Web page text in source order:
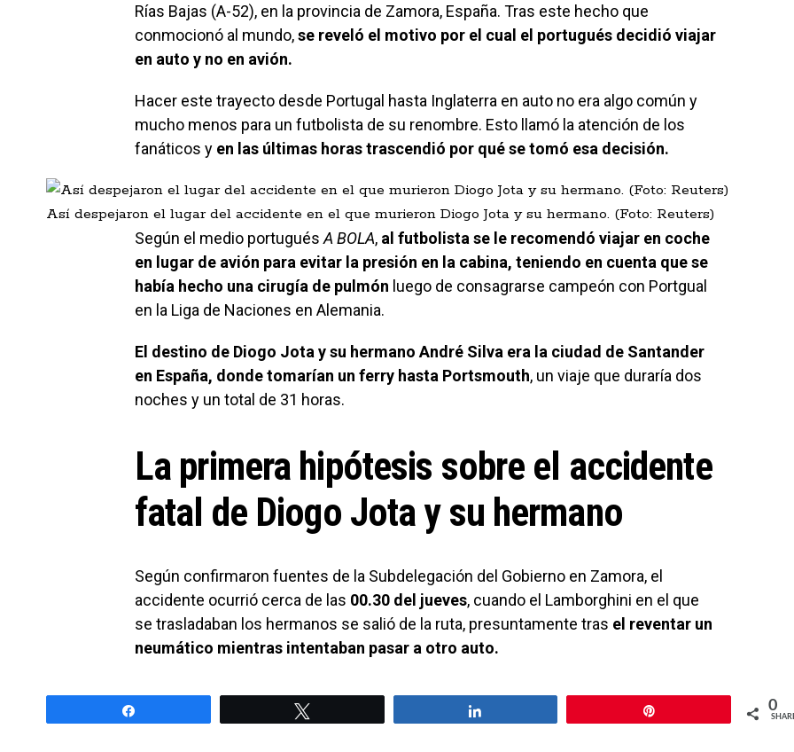
Rías Bajas (A-52), en la provincia de Zamora, España. Tras este hecho que
conmocionó al mundo,se reveló el motivo por el cual el portugués decidió viajar
en auto y no en avión.
Hacer este trayecto desde Portugal hasta Inglaterra en auto no era algo común y
mucho menos para un futbolista de su renombre. Esto llamó la atención de los
fanáticos y en las últimas horas trascendió por qué se tomó esa decisión.
Así despejaron el lugar del accidente en el que murieron Diogo Jota y su hermano. (Foto: Reuters)
Según el medio portugués A BOLA, al futbolista se le recomendó viajar en coche
en lugar de avión para evitar la presión en la cabina, teniendo en cuenta que se
había hecho una cirugía de pulmón luego de consagrarse campeón con Portgual
en la Liga de Naciones en Alemania.
El destino de Diogo Jota y su hermano André Silva era la ciudad de Santander
en España, donde tomarían un ferry hasta Portsmouth, un viaje que duraría dos
noches y un total de 31 horas.
La primera hipótesis sobre el accidente
fatal de Diogo Jota y su hermano
Según confirmaron fuentes de la Subdelegación del Gobierno en Zamora, el
accidente ocurrió cerca de las 00.30 del jueves, cuando el Lamborghini en el que
se trasladaban los hermanos se salió de la ruta, presuntamente tras el reventar un
neumático mientras intentaban pasar a otro auto.
0